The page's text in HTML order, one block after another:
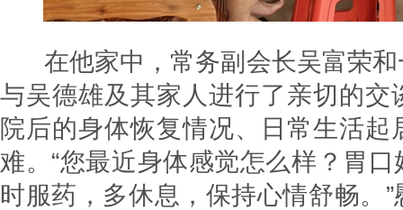
在他家中，常务副会长吴富荣和
与吴德雄及其家人进行了亲切的交
院后的身体恢复情况、日常生活起
难。“您最近身体感觉怎么样？胃
时服药，多休息，保持心情舒畅。